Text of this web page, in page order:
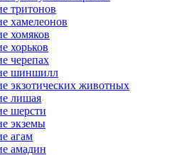
тритонов
хамелеонов
хомяков
хорьков
черепах
шиншилл
экзотических животных
лишая
шерсти
экземы
агам
амадин